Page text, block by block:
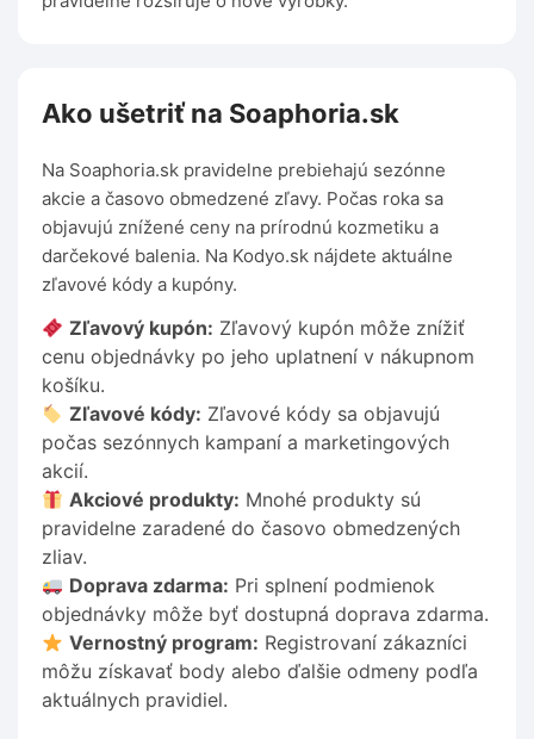
Ako ušetriť na Soaphoria.sk
Na Soaphoria.sk pravidelne prebiehajú sezónne
akcie a časovo obmedzené zľavy. Počas roka sa
objavujú znížené ceny na prírodnú kozmetiku a
darčekové balenia. Na Kodyo.sk nájdete aktuálne
zľavové kódy a kupóny.
Zľavový kupón: Zľavový kupón môže znížiť
cenu objednávky po jeho uplatnení v nákupnom
košíku.
Zľavové kódy: Zľavové kódy sa objavujú
počas sezónnych kampaní a marketingových
akcií.
Akciové produkty: Mnohé produkty sú
pravidelne zaradené do časovo obmedzených
zliav.
Doprava zdarma: Pri splnení podmienok
objednávky môže byť dostupná doprava zdarma.
Vernostný program: Registrovaní zákazníci
môžu získavať body alebo ďalšie odmeny podľa
aktuálnych pravidiel.